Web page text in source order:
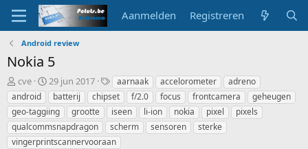
Aanmelden Registreren
Android review
Nokia 5
O
n
d
e
r
w
cve
S
t
a
r
t
d
29 jun 2017
T
a
g
s
aarnaak accelorometer
adreno
android
batterij chipset f/2.0 focus frontcamera
geheugen
geo-taggiing
grootte iseen li-ion nokia pixel
pixels
qualcommsnapdragon
scherm sensoren
sterke
vingerprintscannervooraan